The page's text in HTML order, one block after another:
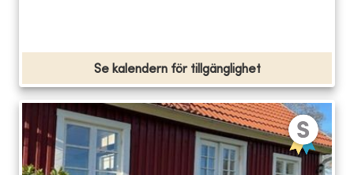
Se kalendern för tillgänglighet